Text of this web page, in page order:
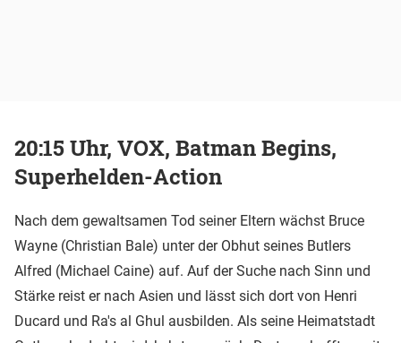
20:15 Uhr, VOX, Batman Begins,
Superhelden-Action
Nach dem gewaltsamen Tod seiner Eltern wächst Bruce
Wayne (Christian Bale) unter der Obhut seines Butlers
Alfred (Michael Caine) auf. Auf der Suche nach Sinn und
Stärke reist er nach Asien und lässt sich dort von Henri
Ducard und Ra's al Ghul ausbilden. Als seine Heimatstadt